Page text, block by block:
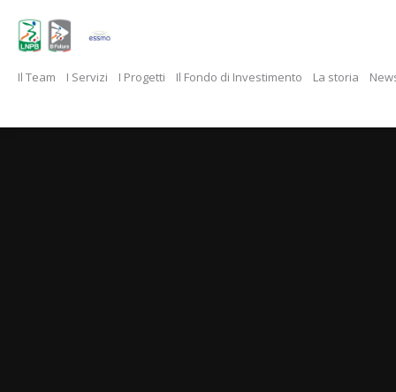
Il Team I Servizi I Progetti Il Fondo di Investimento La storia